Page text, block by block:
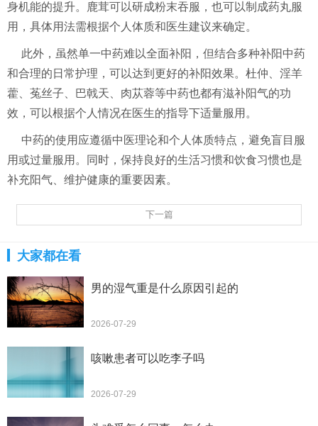
身机能的提升。鹿茸可以研成粉末吞服，也可以制成药丸服
用，具体用法需根据个人体质和医生建议来确定。
此外，虽然单一中药难以全面补阳，但结合多种补阳中药
和合理的日常护理，可以达到更好的补阳效果。杜仲、淫羊
藿、菟丝子、巴戟天、肉苁蓉等中药也都有滋补阳气的功
效，可以根据个人情况在医生的指导下适量服用。
中药的使用应遵循中医理论和个人体质特点，避免盲目服
用或过量服用。同时，保持良好的生活习惯和饮食习惯也是
补充阳气、维护健康的重要因素。
下一篇
大家都在看
男的湿气重是什么原因引起的
2026-07-29
咳嗽患者可以吃李子吗
2026-07-29